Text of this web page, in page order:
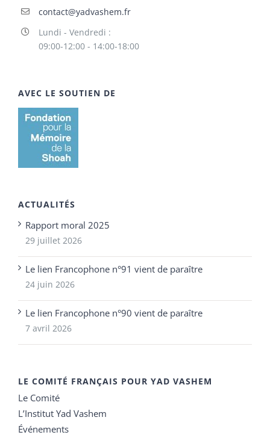
contact@yadvashem.fr
Lundi - Vendredi :
09:00-12:00 - 14:00-18:00
AVEC LE SOUTIEN DE
ACTUALITÉS
Rapport moral 2025
29 juillet 2026
Le lien Francophone n°91 vient de paraître
24 juin 2026
Le lien Francophone n°90 vient de paraître
7 avril 2026
LE COMITÉ FRANÇAIS POUR YAD VASHEM
Le Comité
L’Institut Yad Vashem
Événements